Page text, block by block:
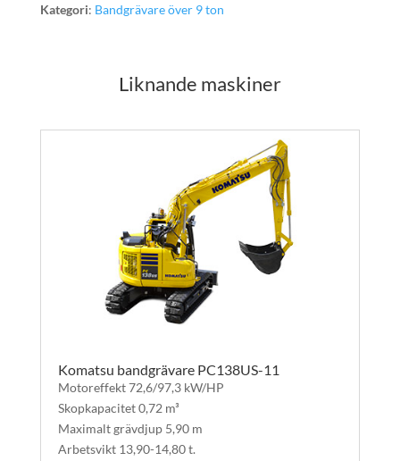
Kategori: Bandgrävare över 9 ton
Liknande maskiner
Komatsu bandgrävare PC138US-11
Motoreffekt 72,6/97,3 kW/HP
Skopkapacitet 0,72 m³
Maximalt grävdjup 5,90 m
Arbetsvikt 13,90-14,80 t.